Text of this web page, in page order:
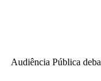
Audiência Pública